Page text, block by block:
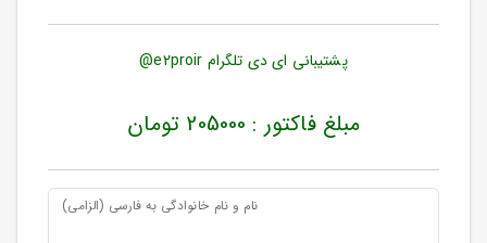
پشتیبانی ای دی تلگرام e2proir@
مبلغ فاکتور : 205000 تومان
نام و نام خانوادگی به فارسی (الزامی)